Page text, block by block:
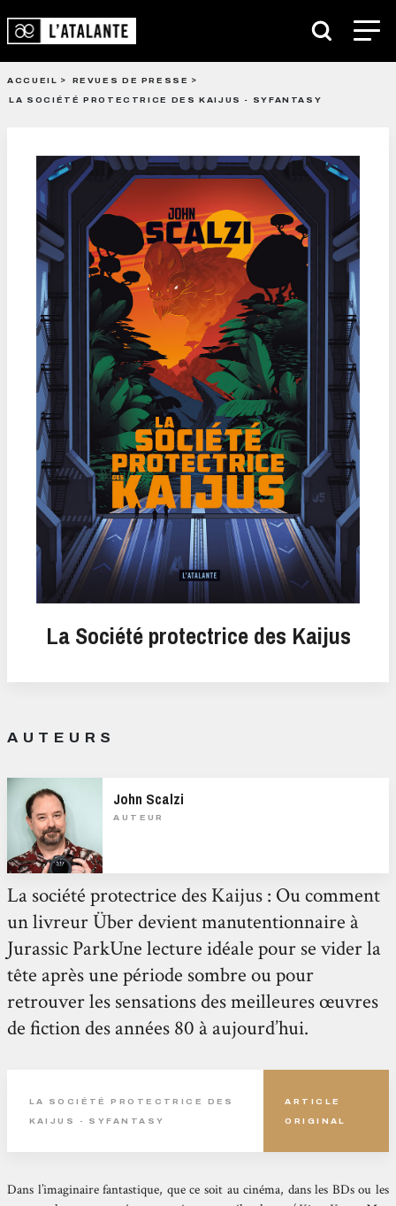
ACCUEIL
REVUES DE PRESSE
LA SOCIÉTÉ PROTECTRICE DES KAIJUS - SYFANTASY
La Société protectrice des Kaijus
AUTEURS
John Scalzi
AUTEUR
La société protectrice des Kaijus : Ou comment
un livreur Über devient manutentionnaire à
Jurassic ParkUne lecture idéale pour se vider la
tête après une période sombre ou pour
retrouver les sensations des meilleures œuvres
de fiction des années 80 à aujourd’hui.
LA SOCIÉTÉ PROTECTRICE DES
KAIJUS - SYFANTASY
ARTICLE
ORIGINAL
Dans l’imaginaire fantastique, que ce soit au cinéma, dans les BDs ou les